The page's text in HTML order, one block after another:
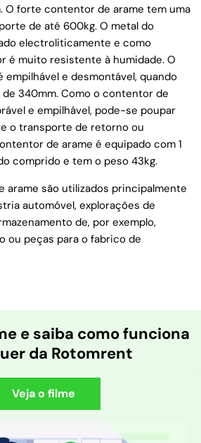
O forte contentor de arame tem uma
de até 600kg. O metal do
electroliticamente e como
é muito resistente à humidade. O
e desmontável, quando
340mm. Como o contentor de
e empilhável, pode-se poupar
o transporte de retorno ou
de arame é equipado com 1
comprido e tem o peso 43kg.
arame são utilizados principalmente
automóvel, explorações de
de, por exemplo,
ou peças para o fabrico de
e saiba como funciona
da Rotomrent
Veja o filme